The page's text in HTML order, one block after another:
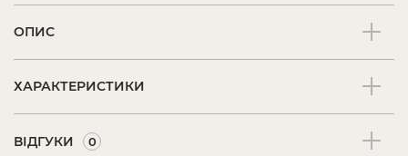
ОПИС
ХАРАКТЕРИСТИКИ
ВІДГУКИ 0